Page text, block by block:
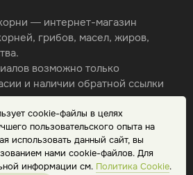
cookie-файлы в целях
пользовательского опыта на
использовать данный сайт, вы
нами cookie-файлов. Для
информации см. Политика Cookie.
— интернет-магазин
грибов, масел, жиров,
возможно только
и наличии обратной ссылки
данных